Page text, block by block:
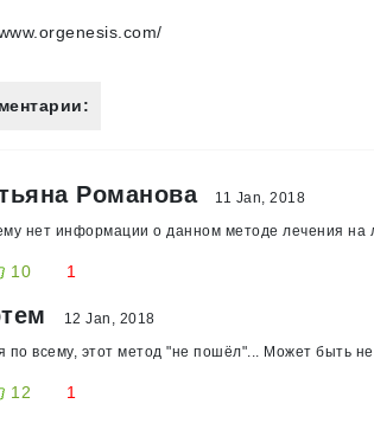
Романова
11 Jan, 2018
нет информации о данном методе лечения на
10 1
12 Jan, 2018
по всему, этот метод "не пошёл"... Может быть
12 1